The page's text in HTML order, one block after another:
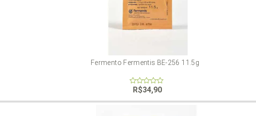
Fermento Fermentis BE-256 11.5g
of
R$34,90